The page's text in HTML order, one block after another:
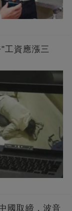
工資應漲三
國取締，波音